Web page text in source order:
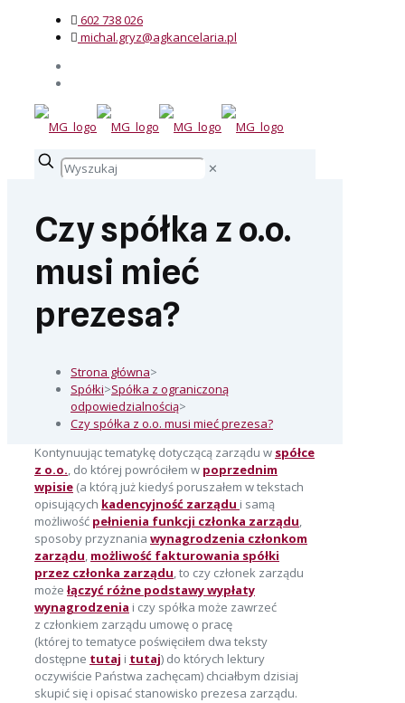
602 738 026
michal.gryz@agkancelaria.pl
✕
Czy spółka z o.o.
musi mieć
prezesa?
Strona główna>
Spółki>Spółka z ograniczoną
odpowiedzialnością>
Czy spółka z o.o. musi mieć prezesa?
Kontynuując tematykę dotyczącą zarządu w spółce
z o.o., do której powróciłem w poprzednim
wpisie (a którą już kiedyś poruszałem w tekstach
opisujących kadencyjność zarządu i samą
możliwość pełnienia funkcji członka zarządu,
sposoby przyznania wynagrodzenia członkom
zarządu, możliwość fakturowania spółki
przez członka zarządu, to czy członek zarządu
może łączyć różne podstawy wypłaty
wynagrodzenia i czy spółka może zawrzeć
z członkiem zarządu umowę o pracę
(której to tematyce poświęciłem dwa teksty
dostępne tutaj i tutaj) do których lektury
oczywiście Państwa zachęcam) chciałbym dzisiaj
skupić się i opisać stanowisko prezesa zarządu.